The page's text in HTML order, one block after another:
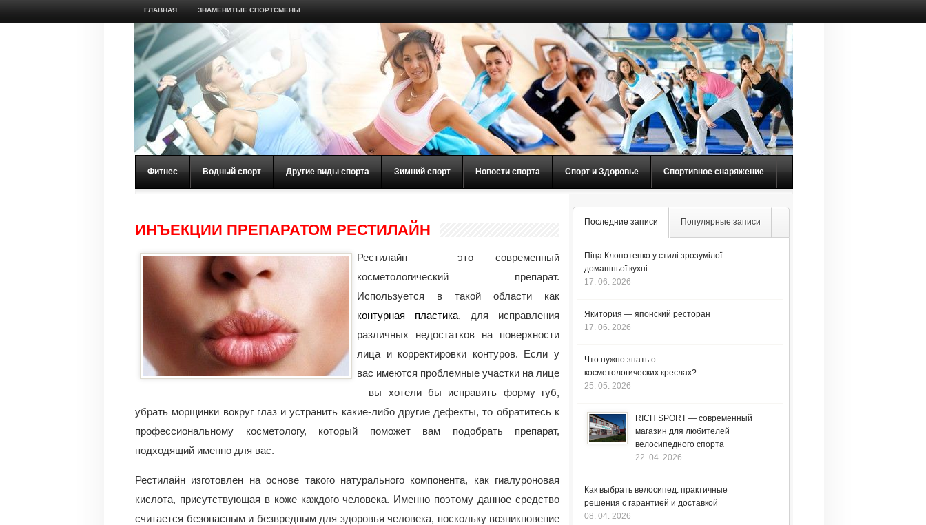
ГЛАВНАЯ ЗНАМЕНИТЫЕ СПОРТСМЕНЫ
Фитнес Водный спорт Другие виды спорта Зимний спорт Новости спорта Спорт и Здоровье Спортивное снаряжение
ИНЪЕКЦИИ ПРЕПАРАТОМ РЕСТИЛАЙН
Рестилайн – это современный
косметологический препарат.
Используется в такой области как
контурная пластика, для исправления
различных недостатков на поверхности
лица и корректировки контуров. Если у
вас имеются проблемные участки на лице
– вы хотели бы исправить форму губ,
убрать морщинки вокруг глаз и устранить какие-либо другие дефекты, то обратитесь к
профессиональному косметологу, который поможет вам подобрать препарат,
подходящий именно для вас.
Рестилайн изготовлен на основе такого натурального компонента, как гиалуроновая
кислота, присутствующая в коже каждого человека. Именно поэтому данное средство
считается безопасным и безвредным для здоровья человека, поскольку возникновение
Последние записи Популярные записи
Піца Клопотенко у стилі зрозумілої
домашньої кухні
17. 06. 2026
Якитория — японский ресторан
17. 06. 2026
Что нужно знать о
косметологических креслах?
25. 05. 2026
RICH SPORT — современный
магазин для любителей
велосипедного спорта
22. 04. 2026
Как выбрать велосипед: практичные
решения с гарантией и доставкой
08. 04. 2026